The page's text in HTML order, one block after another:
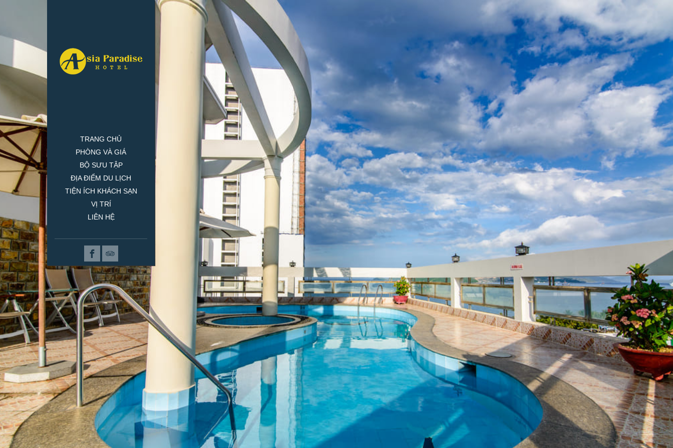
TRANG CHỦ
PHÒNG VÀ GIÁ
BỘ SƯU TẬP
ĐỊA ĐIỂM DU LỊCH
TIỆN ÍCH KHÁCH SẠN
TIỆN ÍCH KHÁCH SẠN
PHÒNG HỌP
VỊ TRÍ
LIÊN HỆ